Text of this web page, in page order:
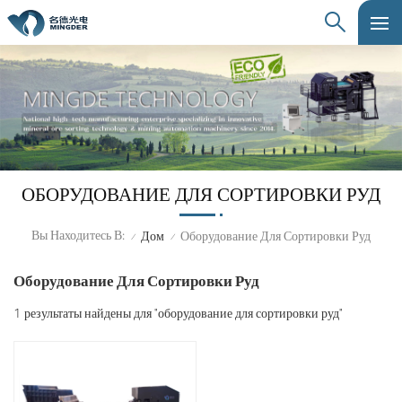
ОБОРУДОВАНИЕ ДЛЯ СОРТИРОВКИ РУД
Вы Находитесь В: / Дом / Оборудование Для Сортировки Руд
Оборудование Для Сортировки Руд
1 результаты найдены для "оборудование для сортировки руд"